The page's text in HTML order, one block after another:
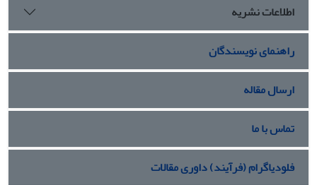
اطلاعات نشریه
راهنمای نویسندگان
ارسال مقاله
تماس با ما
فلودیاگرام (فرآیند) داوری مقالات